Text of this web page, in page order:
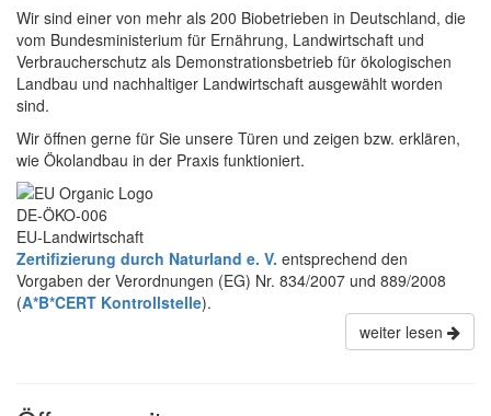
Wir sind einer von mehr als 200 Biobetrieben in Deutschland, die
vom Bundesministerium für Ernährung, Landwirtschaft und
Verbraucherschutz als Demonstrationsbetrieb für ökologischen
Landbau und nachhaltiger Landwirtschaft ausgewählt worden
sind.
Wir öffnen gerne für Sie unsere Türen und zeigen bzw. erklären,
wie Ökolandbau in der Praxis funktioniert.
DE-ÖKO-006
EU-Landwirtschaft
Zertifizierung durch Naturland e. V. entsprechend den
Vorgaben der Verordnungen (EG) Nr. 834/2007 und 889/2008
(A*B*CERT Kontrollstelle).
weiter lesen